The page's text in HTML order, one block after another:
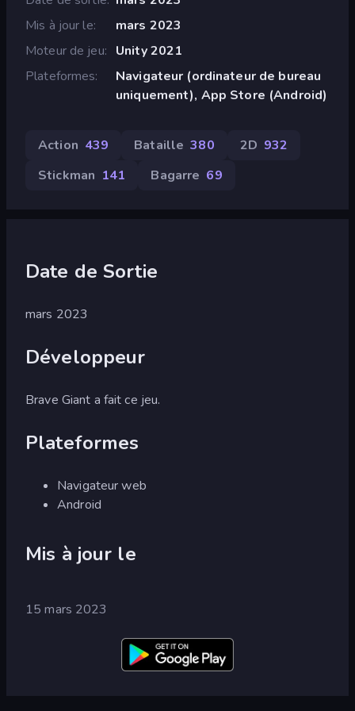
Mis à jour le
mars 2023
Moteur de jeu
Unity 2021
Plateformes
Navigateur (ordinateur de bureau
uniquement), App Store (Android)
Action 439 Bataille 380 2D 932
Stickman 141 Bagarre 69
Date de Sortie
mars 2023
Développeur
Brave Giant a fait ce jeu.
Plateformes
Navigateur web
Android
Mis à jour le
15 mars 2023